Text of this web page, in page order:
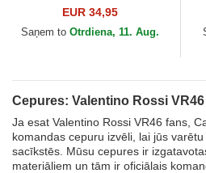
Valentino Rossi VR46
MotoGP no New Era
EUR 34,95
Saņem to Otrdiena, 11. Aug.
Cepures: Valentino Rossi VR46
Ja esat Valentino Rossi VR46 fans,
komandas cepuru izvēli, lai jūs
sacīkstēs. Mūsu cepures ir
materiāliem un tām ir oficiālais